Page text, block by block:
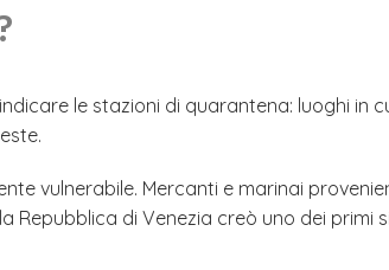
le stazioni di quarantena: luoghi in
vulnerabile. Mercanti e marinai
Repubblica di Venezia creò uno dei